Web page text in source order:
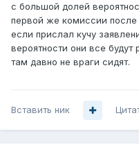
с большой долей
первой же комиссии после
если прислал кучу
вероятности они все
там давно не враги сидят.
Вставить ник